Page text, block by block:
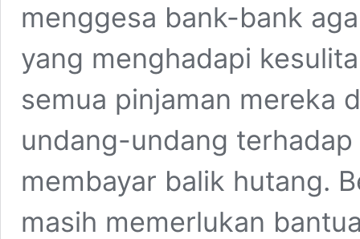
menggesa bank-bank
yang menghadapi
semua pinjaman mereka
undang-undang
membayar balik hutang.
masih memerlukan